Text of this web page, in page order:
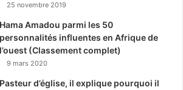
25 novembre 2019
Hama Amadou parmi les 50
personnalités influentes en Afrique de
l’ouest (Classement complet)
9 mars 2020
Pasteur d’église, il explique pourquoi il